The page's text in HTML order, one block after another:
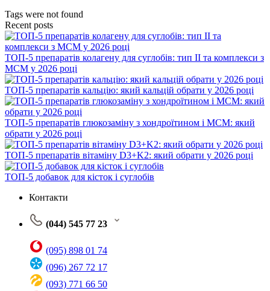
Tags were not found
Recent posts
ТОП-5 препаратів колагену для суглобів: тип II та комплекси з
МСМ у 2026 році
ТОП-5 препаратів кальцію: який кальцій обрати у 2026 році
ТОП-5 препаратів глюкозаміну з хондроїтином і МСМ: який
обрати у 2026 році
ТОП-5 препаратів вітаміну D3+K2: який обрати у 2026 році
ТОП-5 добавок для кісток і суглобів
Контакти
(044) 545 77 23
(095) 898 01 74
(096) 267 72 17
(093) 771 66 50